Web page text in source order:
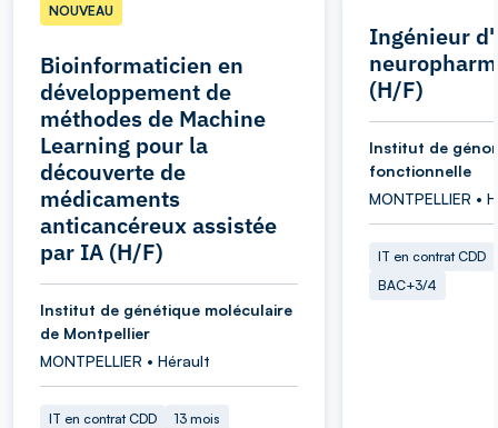
Bioinformaticien en
développement de
méthodes de Machine
Learning pour la
découverte de
médicaments
anticancéreux assistée
par IA (H/F)
NOUVEAU
Institut de génétique moléculaire
de Montpellier
MONTPELLIER • Hérault
IT en contrat CDD
13 mois
Ingénieur
(H/F)
Institut de
fonctionnelle
MONTPELLIER •
IT en contrat CDD
BAC+3/4